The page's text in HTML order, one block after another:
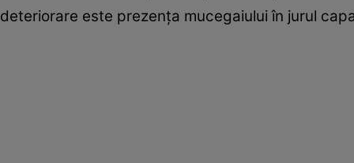
deteriorare este prezența mucegaiului în jurul